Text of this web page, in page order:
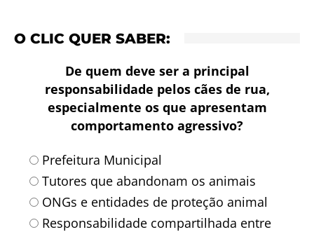
O CLIC QUER SABER:
De quem deve ser a principal
responsabilidade pelos cães de rua,
especialmente os que apresentam
comportamento agressivo?
Prefeitura Municipal
Tutores que abandonam os animais
ONGs e entidades de proteção animal
Responsabilidade compartilhada entre